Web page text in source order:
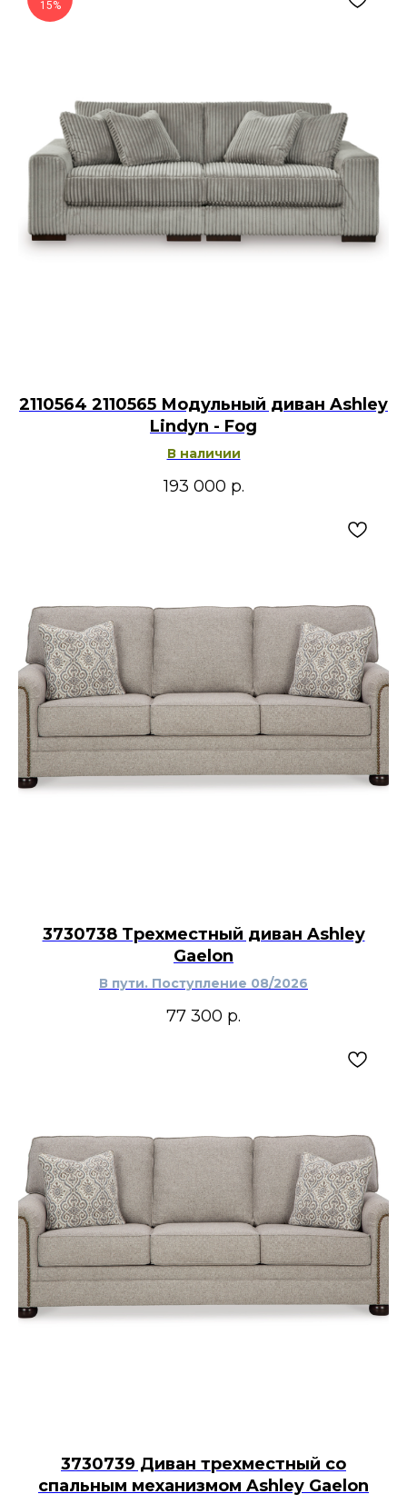
15%
2110564 2110565 Модульный диван Ashley
Lindyn - Fog
В наличии
193 000 р.
3730738 Трехместный диван Ashley
Gaelon
В пути. Поступление 08/2026
77 300 р.
3730739 Диван трехместный со
спальным механизмом Ashley Gaelon